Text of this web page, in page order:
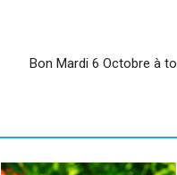
Bon Mardi 6 Octobre à